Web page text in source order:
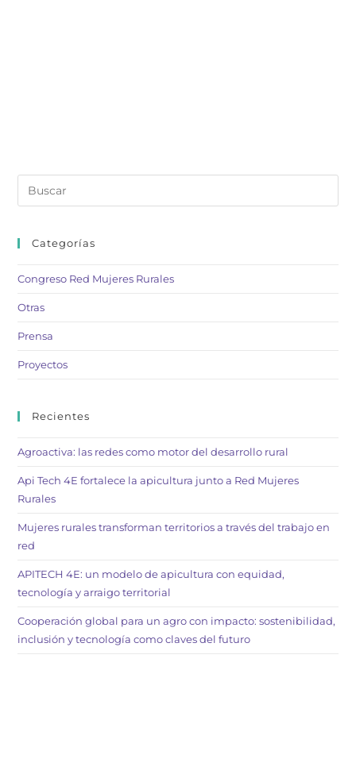
Categorías
Congreso Red Mujeres Rurales
Otras
Prensa
Proyectos
Recientes
Agroactiva: las redes como motor del desarrollo rural
Api Tech 4E fortalece la apicultura junto a Red Mujeres
Rurales
Mujeres rurales transforman territorios a través del trabajo en
red
APITECH 4E: un modelo de apicultura con equidad,
tecnología y arraigo territorial
Cooperación global para un agro con impacto: sostenibilidad,
inclusión y tecnología como claves del futuro